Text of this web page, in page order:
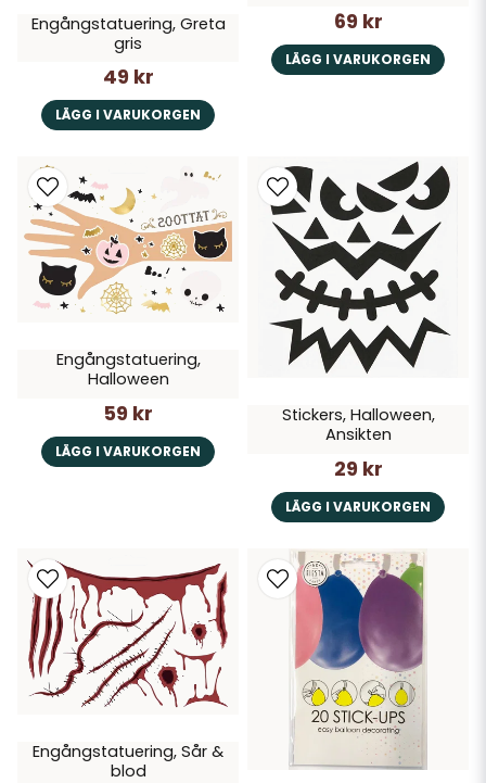
Engångstatuering, Greta
gris
49 kr
LÄGG I VARUKORGEN
69 kr
LÄGG I VARUKORGEN
Engångstatuering,
Halloween
59 kr
LÄGG I VARUKORGEN
Stickers, Halloween,
Ansikten
29 kr
LÄGG I VARUKORGEN
Engångstatuering, Sår &
blod